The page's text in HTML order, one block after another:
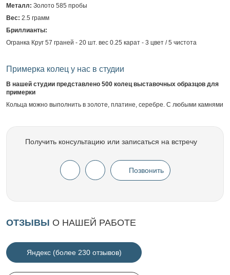
Металл: Золото 585 пробы
Вес: 2.5 грамм
Бриллианты:
Огранка Круг 57 граней - 20 шт. вес 0.25 карат - 3 цвет / 5 чистота
Примерка колец у нас в студии
В нашей студии представлено 500 колец выставочных образцов для
примерки
Кольца можно выполнить в золоте, платине, серебре. С любыми камнями
Получить консультацию или записаться на встречу
Позвонить
ОТЗЫВЫ О НАШЕЙ РАБОТЕ
Яндекс (более 230 отзывов)